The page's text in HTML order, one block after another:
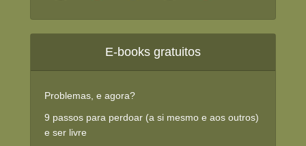
E-books gratuitos
Problemas, e agora?
9 passos para perdoar (a si mesmo e aos outros)
e ser livre